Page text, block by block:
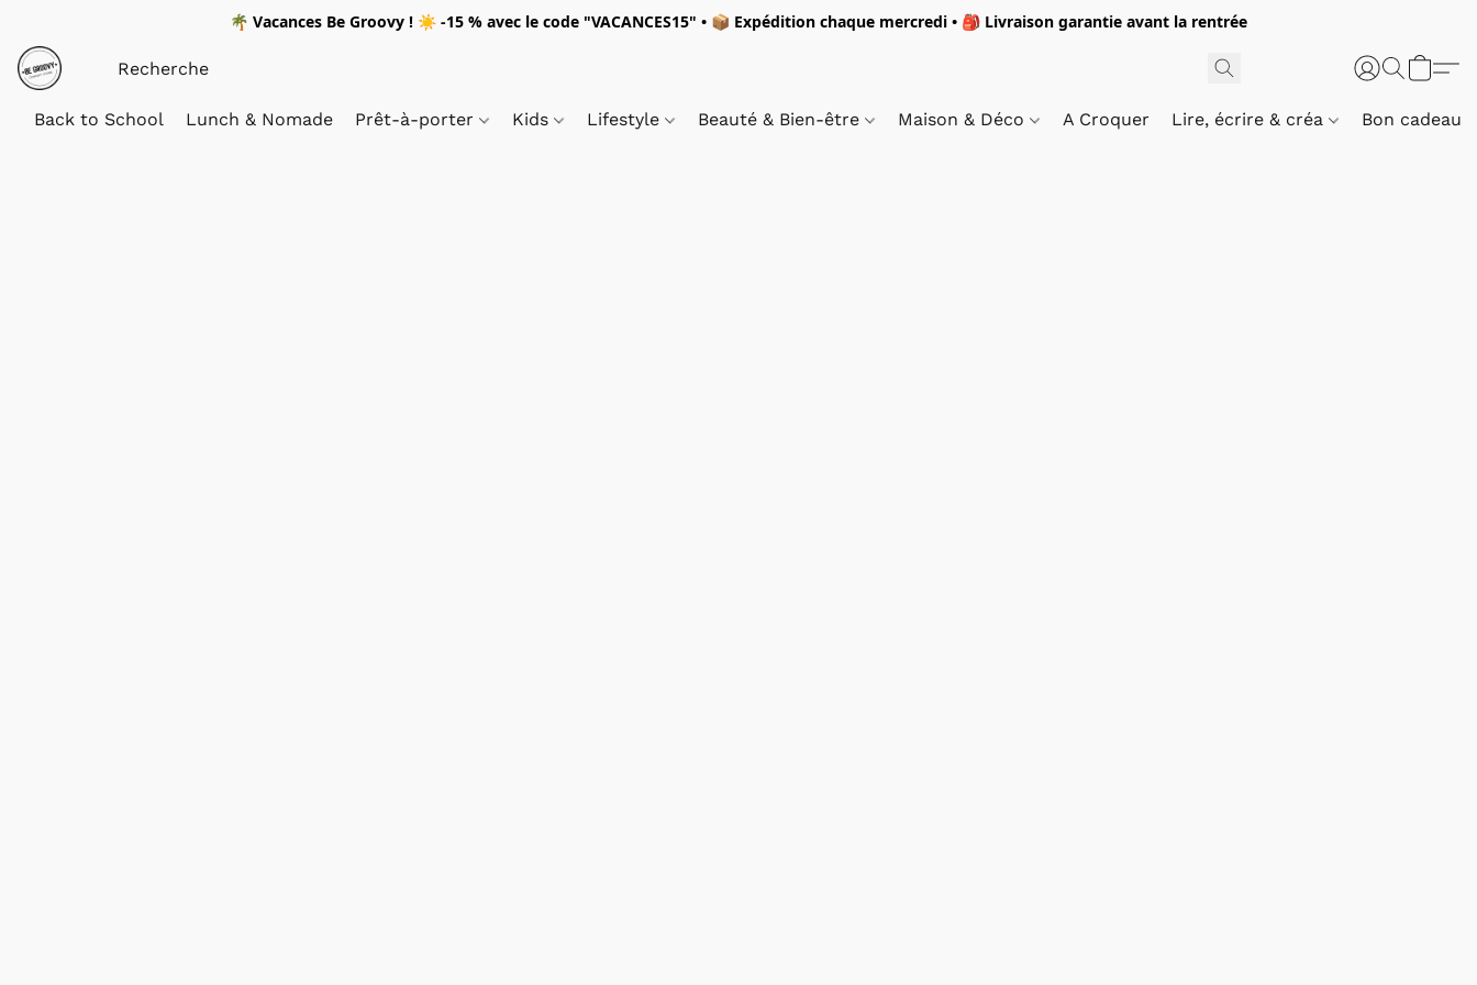
🌴 Vacances Be Groovy ! ☀️ -15 % avec le code "VACANCES15" • 📦 Expédition chaque mercredi • 🎒 Livraison garantie avant la rentrée
Back to School Lunch & Nomade Prêt-à-porter Kids Lifestyle Beauté & Bien-être Maison & Déco A Croquer Lire, écrire & créa Bon cadeau